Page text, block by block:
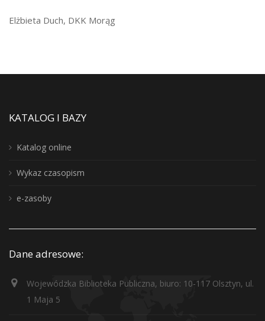
Elżbieta Duch, DKK Morąg
KATALOG I BAZY
Katalog online
Wykaz czasopism
e-zasoby
Dane adresowe:
Wojewódzka Biblioteka Publiczna, biuro: 10-117 Olsztyn, ul.
1 Maja 5